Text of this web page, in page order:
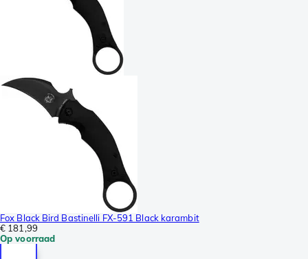
Fox Black Bird Bastinelli FX-591 Black karambit
€ 181,99
Op voorraad